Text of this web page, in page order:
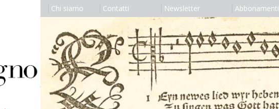
Chi siamo Contatti Newsletter Abbonamenti